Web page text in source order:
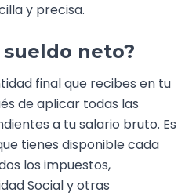
y precisa.
neto?
final que recibes en tu
de aplicar todas las
a tu salario bruto. Es
tienes disponible cada
los impuestos,
Social y otras